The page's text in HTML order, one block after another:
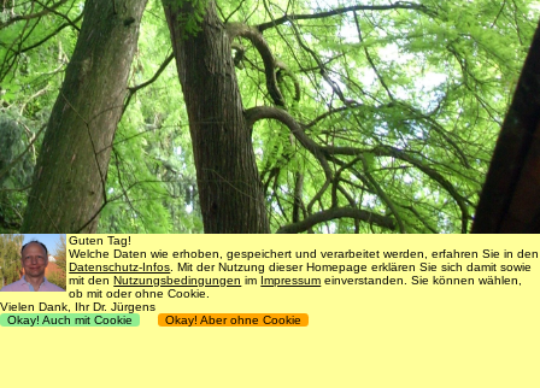
Guten Tag!
Welche Daten wie erhoben, gespeichert und verarbeitet werden, erfahren Sie in den
Datenschutz-Infos . Mit der Nutzung dieser Homepage erklären Sie sich damit sowie
mit denNutzungsbedingungen im Impressum einverstanden. Sie können wählen,
ob mit oder ohne Cookie.
Vielen Dank, Ihr Dr. Jürgens
Okay! Auch mit Cookie
Okay! Aber ohne Cookie